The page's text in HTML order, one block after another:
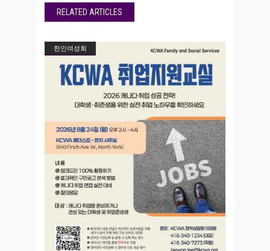
RELATED ARTICLES
한인여성회